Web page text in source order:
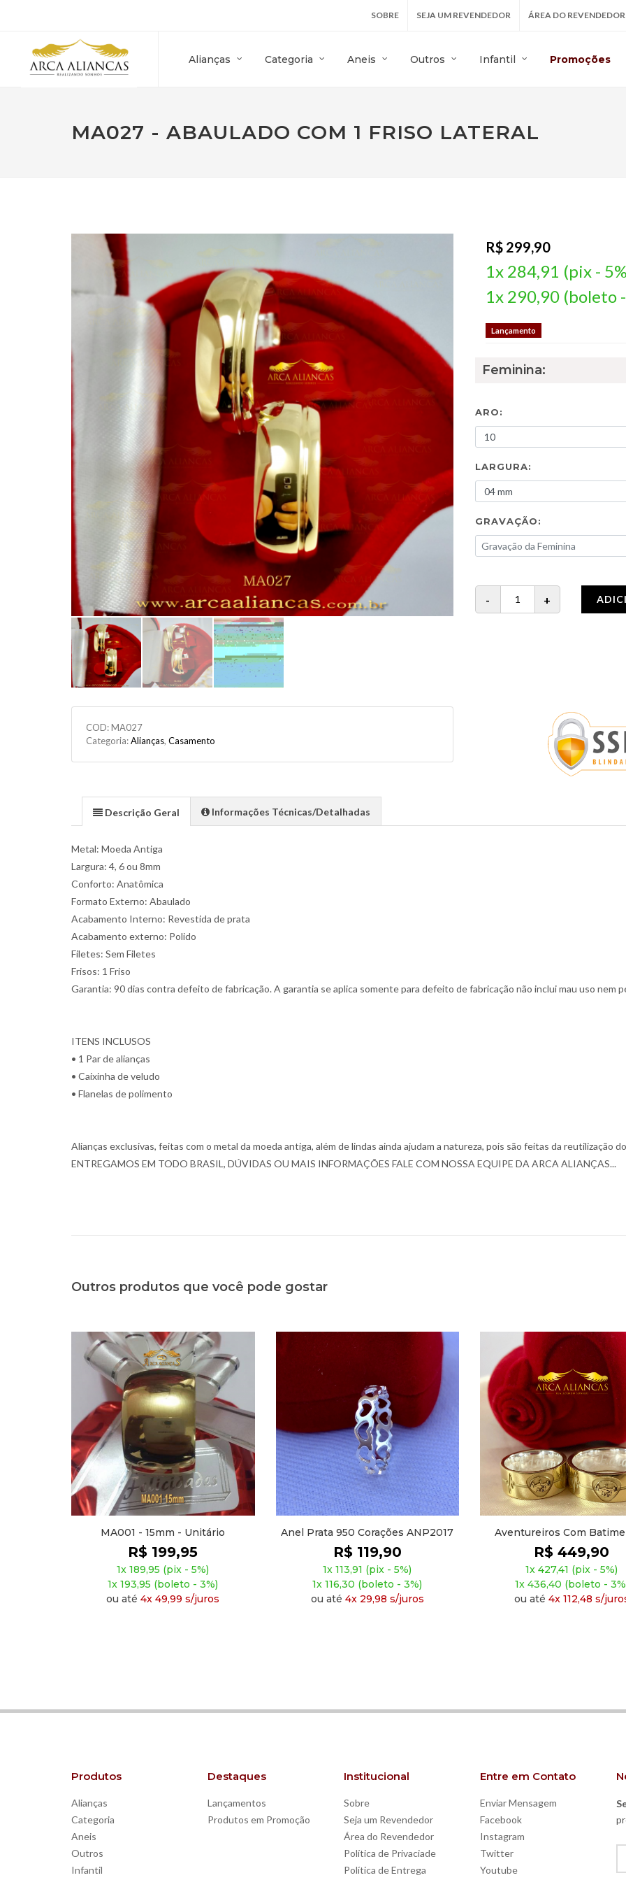
SOBRE SEJA UM REVENDEDOR ÁREA DO REVENDEDOR
Alianças Categoria Aneis Outros Infantil Promoções
MA027 - ABAULADO COM 1 FRISO LATERAL
R$ 299,90
1x 284,91 (pix -
1x 290,90 (boleto
Lançamento
Feminina:
ARO:
LARGURA:
GRAVAÇÃO:
COD:MA027
Categoria:Alianças, Casamento
Descrição Geral Informações Técnicas/Detalhadas
Metal: Moeda Antiga
Largura: 4, 6 ou 8mm
Conforto: Anatômica
Formato Externo: Abaulado
Acabamento Interno: Revestida de prata
Acabamento externo: Polido
Filetes: Sem Filetes
Frisos: 1 Friso
Garantia: 90 dias contra defeito de fabricação. A garantia se aplica somente para defeito de fabricação não inclui mau uso nem
ITENS INCLUSOS
• 1 Par de alianças
• Caixinha de veludo
• Flanelas de polimento
Alianças exclusivas, feitas com o metal da moeda antiga, além de lindas ainda ajudam a natureza, pois são feitas da reutilização
ENTREGAMOS EM TODO BRASIL, DÚVIDAS OU MAIS INFORMAÇÕES FALE COM NOSSA EQUIPE DA ARCA ALIANÇAS...
Outros produtos que você pode gostar
Anel Prata 950 Corações ANP2017
R$ 119,90
1x 113,91 (pix - 5%)
1x 116,30 (boleto - 3%)
ou até4x 29,98 s/juros
Aventureiros Com Batimentos
Cardíacos
R$ 449,90
1x 427,41 (pix - 5%)
1x 436,40 (boleto - 3%)
ou até4x 112,48 s/juros
MA034 - Reto, Friso
Pedras Na
R$ 379,90
1x 360,91 (pix -
1x 368,50 (boleto
ou até4x 94,98 s/
Produtos
Alianças
Categoria
Aneis
Outros
Infantil
Destaques
Lançamentos
Produtos em Promoção
Institucional
Sobre
Seja um Revendedor
Área do Revendedor
Política de Privaciade
Política de Entrega
Entre em Contato
Enviar Mensagem
Facebook
Instagram
Twitter
Youtube